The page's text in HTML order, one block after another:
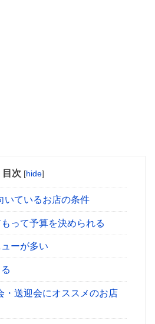
目次 [hide]
いているお店の条件
って予算を決められる
ーが多い
・送迎会にオススメのお店